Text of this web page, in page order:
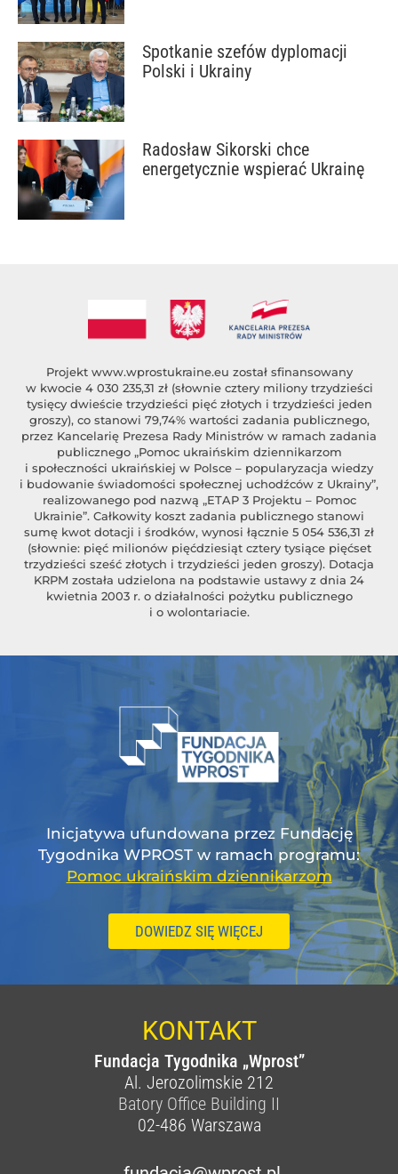
Spotkanie szefów dyplomacji
Polski i Ukrainy
Radosław Sikorski chce
energetycznie wspierać Ukrainę
Projekt www.wprostukraine.eu został sfinansowany
w kwocie 4 030 235,31 zł (słownie cztery miliony trzydzieści
tysięcy dwieście trzydzieści pięć złotych i trzydzieści jeden
groszy), co stanowi 79,74% wartości zadania publicznego,
przez Kancelarię Prezesa Rady Ministrów w ramach zadania
publicznego „Pomoc ukraińskim dziennikarzom
i społeczności ukraińskiej w Polsce – popularyzacja wiedzy
i budowanie świadomości społecznej uchodźców z Ukrainy”,
realizowanego pod nazwą „ETAP 3 Projektu – Pomoc
Ukrainie”. Całkowity koszt zadania publicznego stanowi
sumę kwot dotacji i środków, wynosi łącznie 5 054 536,31 zł
(słownie: pięć milionów pięćdziesiąt cztery tysiące pięćset
trzydzieści sześć złotych i trzydzieści jeden groszy). Dotacja
KRPM została udzielona na podstawie ustawy z dnia 24
kwietnia 2003 r. o działalności pożytku publicznego
i o wolontariacie.
Inicjatywa ufundowana przez Fundację
Tygodnika WPROST w ramach programu:
Pomoc ukraińskim dziennikarzom
DOWIEDZ SIĘ WIĘCEJ
KONTAKT
Fundacja Tygodnika „Wprost”
Al. Jerozolimskie 212
Batory Office Building II
02-486 Warszawa